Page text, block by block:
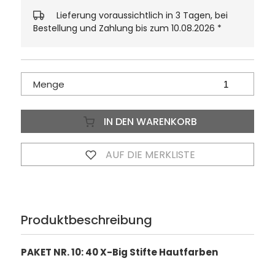
Lieferung voraussichtlich in 3 Tagen, bei
Bestellung und Zahlung bis zum 10.08.2026 *
Menge
IN DEN WARENKORB
AUF DIE MERKLISTE
Produktbeschreibung
PAKET NR. 10: 40 X-Big Stifte Hautfarben